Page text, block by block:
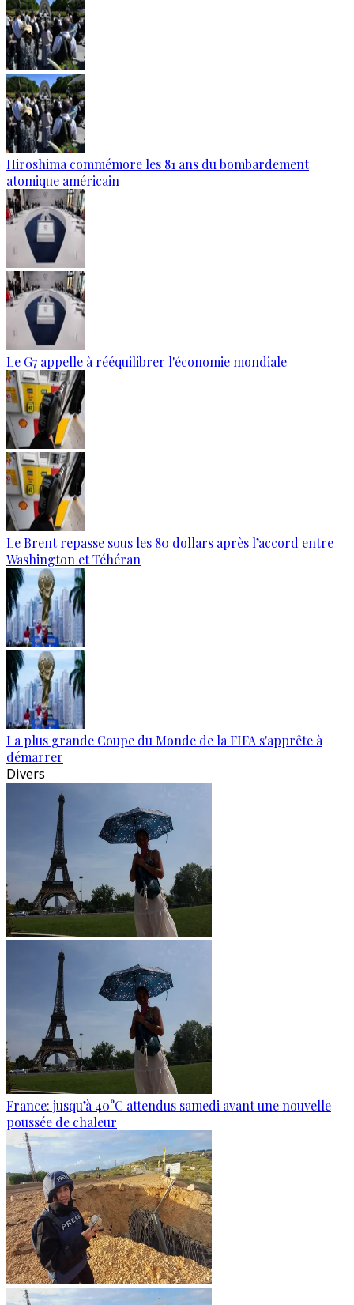
Hiroshima commémore les 81 ans du bombardement
atomique américain
Le G7 appelle à rééquilibrer l'économie mondiale
Le Brent repasse sous les 80 dollars après l’accord entre
Washington et Téhéran
La plus grande Coupe du Monde de la FIFA s'apprête à
démarrer
Divers
France: jusqu’à 40°C attendus samedi avant une nouvelle
poussée de chaleur